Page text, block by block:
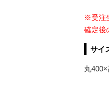
※受注
確定後
サイ
丸